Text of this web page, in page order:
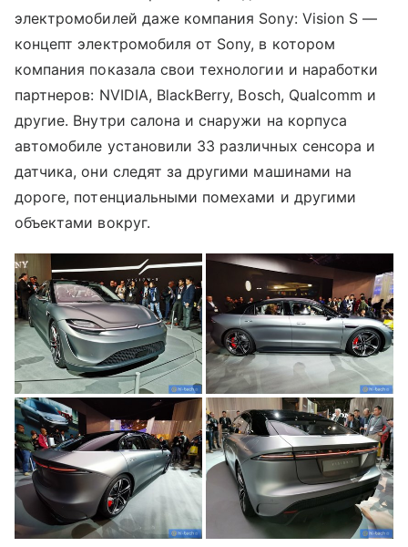
электромобилей даже компания Sony: Vision S —
концепт электромобиля от Sony, в котором
компания показала свои технологии и наработки
партнеров: NVIDIA, BlackBerry, Bosch, Qualcomm и
другие. Внутри салона и снаружи на корпуса
автомобиле установили 33 различных сенсора и
датчика, они следят за другими машинами на
дороге, потенциальными помехами и другими
объектами вокруг.